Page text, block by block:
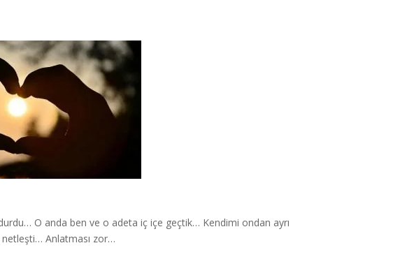
O anda ben ve o adeta iç içe geçtik… Kendimi ondan ayrı
netleşti… Anlatması zor…